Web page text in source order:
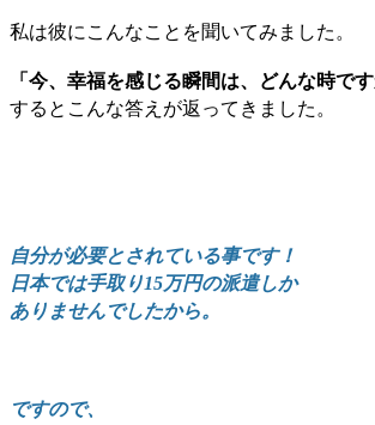
私は彼にこんなことを聞いてみました。
「今、幸福を感じる瞬間は、どんな時です
するとこんな答えが返ってきました。
自分が必要とされている事です！
日本では手取り15万円の派遣しか
ありませんでしたから。
ですので、